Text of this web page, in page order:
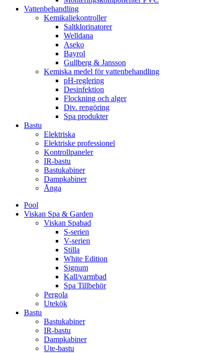
Vattenbehandling
Kemikaliekontroller
Saltklorinatorer
Welldana
Aseko
Bayrol
Gullberg & Jansson
Kemiska medel för vattenbehandling
pH-reglering
Desinfektion
Flockning och alger
Div. rengöring
Spa produkter
Bastu
Elektriska
Elektriske professionel
Kontrollpaneler
IR-bastu
Bastukabiner
Dampkabiner
Ånga
Pool
Viskan Spa & Garden
Viskan Spabad
S-serien
V-serien
Stilla
White Edition
Signum
Kall/varmbad
Spa Tillbehör
Pergola
Utekök
Bastu
Bastukabiner
IR-bastu
Dampkabiner
Ute-bastu